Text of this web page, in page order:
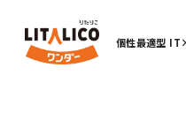
個性最適型